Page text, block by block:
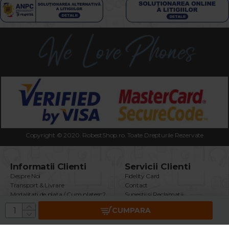
CUMPARA
Copyright © 2020. RobestShop.ro. Toate Drepturile Rezervate
Informatii Clienti
Despre Noi
Transport & Livrare
Modalitati de plata / Cum platesc?
Termeni & Conditii
Politica Confidentialitate
Securitatea Datelor GDPR
Servicii Clienti
Fidelity Card
Contact
Sugestii si Reclamatii
Intrebari Frecvente
Returnare Produs
Garantie Produse